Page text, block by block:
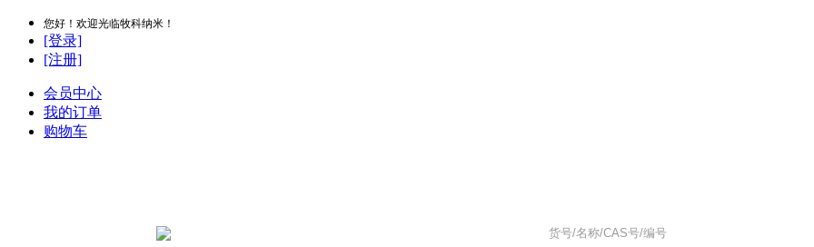
您好！欢迎光临牧科纳米！
[登录]
[注册]
会员中心
我的订单
购物车